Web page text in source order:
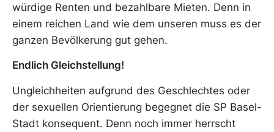
würdige Renten und bezahlbare Mieten. Denn in
einem reichen Land wie dem unseren muss es der
ganzen Bevölkerung gut gehen.
Endlich Gleichstellung!
Ungleichheiten aufgrund des Geschlechtes oder
der sexuellen Orientierung begegnet die SP Basel-
Stadt konsequent. Denn noch immer herrscht